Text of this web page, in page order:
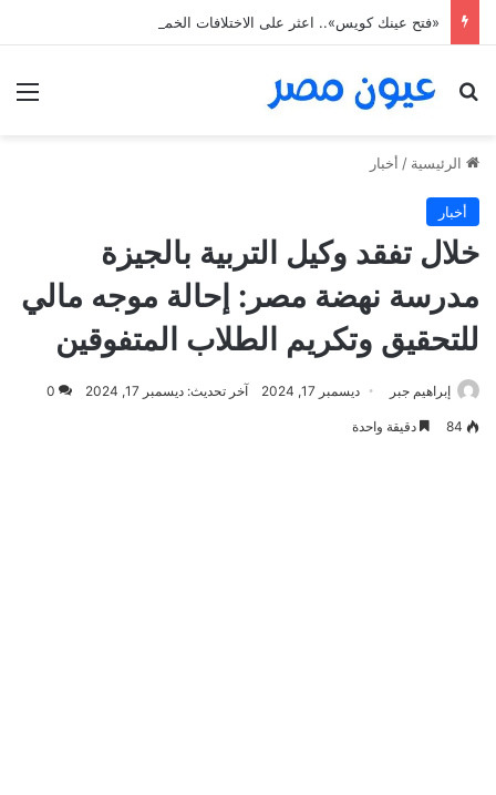
بحث عن
الرئيسية / أخبار
أخبار
خلال تفقد وكيل التربية بالجيزة
مدرسة نهضة مصر: إحالة موجه مالي
للتحقيق وتكريم الطلاب المتفوقين
إبراهيم جبر ديسمبر 17, 2024 آخر تحديث: ديسمبر 17, 2024 0
84 دقيقة واحدة